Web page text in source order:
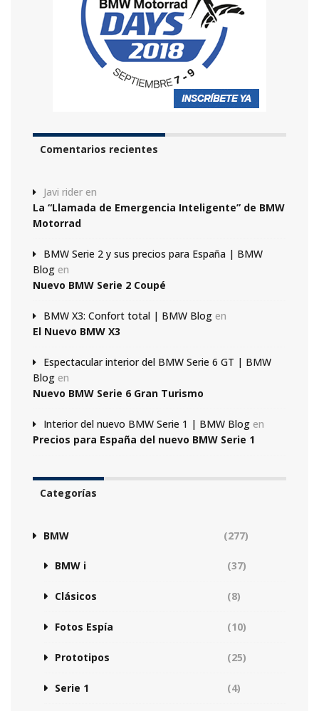
Comentarios recientes
Javi rider en
La “Llamada de Emergencia Inteligente” de BMW
Motorrad
BMW Serie 2 y sus precios para España | BMW
Blog en
Nuevo BMW Serie 2 Coupé
BMW X3: Confort total | BMW Blog en
El Nuevo BMW X3
Espectacular interior del BMW Serie 6 GT | BMW
Blog en
Nuevo BMW Serie 6 Gran Turismo
Interior del nuevo BMW Serie 1 | BMW Blog en
Precios para España del nuevo BMW Serie 1
Categorías
BMW (277)
BMW i (37)
Clásicos (8)
Fotos Espía (10)
Prototipos (25)
Serie 1 (4)